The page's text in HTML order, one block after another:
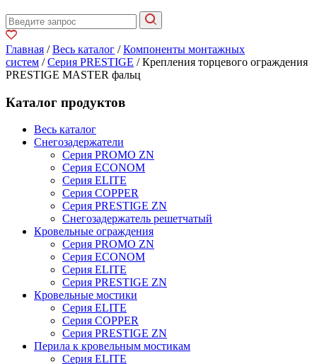
Главная /Весь каталог /Компоненты монтажных
систем /Серия PRESTIGE / Крепления торцевого ограждения
PRESTIGE MASTER фальц
Каталог продуктов
Весь каталог
Снегозадержатели
Серия PROMO ZN
Серия ECONOM
Серия ELITE
Серия COPPER
Серия PRESTIGE ZN
Снегозадержатель решетчатый
Кровельные ограждения
Серия PROMO ZN
Серия ECONOM
Серия ELITE
Серия PRESTIGE ZN
Кровельные мостики
Серия ELITE
Серия COPPER
Серия PRESTIGE ZN
Перила к кровельным мостикам
Серия ELITE